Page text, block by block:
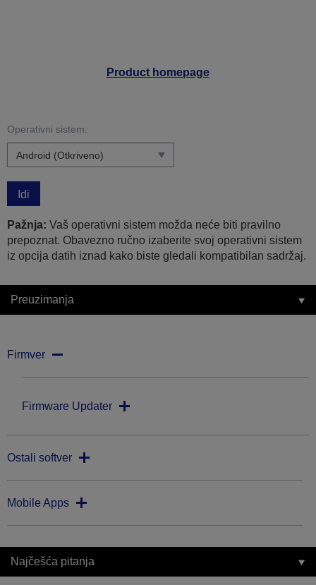
Product homepage
Operativni sistem:
Idi
Pažnja: Vaš operativni sistem možda neće biti pravilno
prepoznat. Obavezno ručno izaberite svoj operativni sistem
iz opcija datih iznad kako biste gledali kompatibilan sadržaj.
Preuzimanja
Firmver
Firmware Updater
Ostali softver
Mobile Apps
Najčešća pitanja